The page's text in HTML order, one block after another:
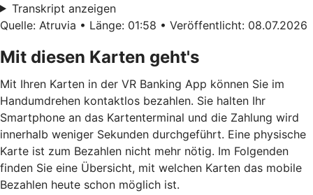
Transkript anzeigen
Quelle: Atruvia • Länge: 01:58 • Veröffentlicht: 08.07.2026
Mit diesen Karten geht's
Mit Ihren Karten in der VR Banking App können Sie im
Handumdrehen kontaktlos bezahlen. Sie halten Ihr
Smartphone an das Kartenterminal und die Zahlung wird
innerhalb weniger Sekunden durchgeführt. Eine physische
Karte ist zum Bezahlen nicht mehr nötig. Im Folgenden
finden Sie eine Übersicht, mit welchen Karten das mobile
Bezahlen heute schon möglich ist.